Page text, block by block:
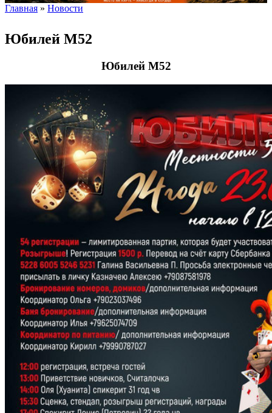
Главная » Новости
Юбилей М52
Юбилей М52